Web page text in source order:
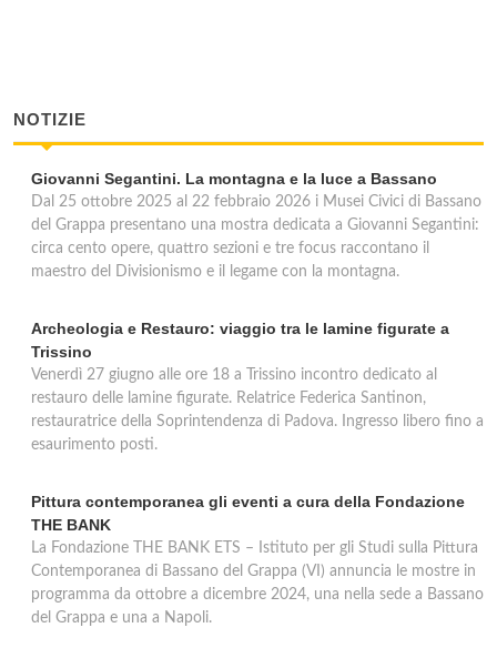
NOTIZIE
Giovanni Segantini. La montagna e la luce a Bassano
Dal 25 ottobre 2025 al 22 febbraio 2026 i Musei Civici di Bassano
del Grappa presentano una mostra dedicata a Giovanni Segantini:
circa cento opere, quattro sezioni e tre focus raccontano il
maestro del Divisionismo e il legame con la montagna.
Archeologia e Restauro: viaggio tra le lamine figurate a
Trissino
Venerdì 27 giugno alle ore 18 a Trissino incontro dedicato al
restauro delle lamine figurate. Relatrice Federica Santinon,
restauratrice della Soprintendenza di Padova. Ingresso libero fino a
esaurimento posti.
Pittura contemporanea gli eventi a cura della Fondazione
THE BANK
La Fondazione THE BANK ETS – Istituto per gli Studi sulla Pittura
Contemporanea di Bassano del Grappa (VI) annuncia le mostre in
programma da ottobre a dicembre 2024, una nella sede a Bassano
del Grappa e una a Napoli.